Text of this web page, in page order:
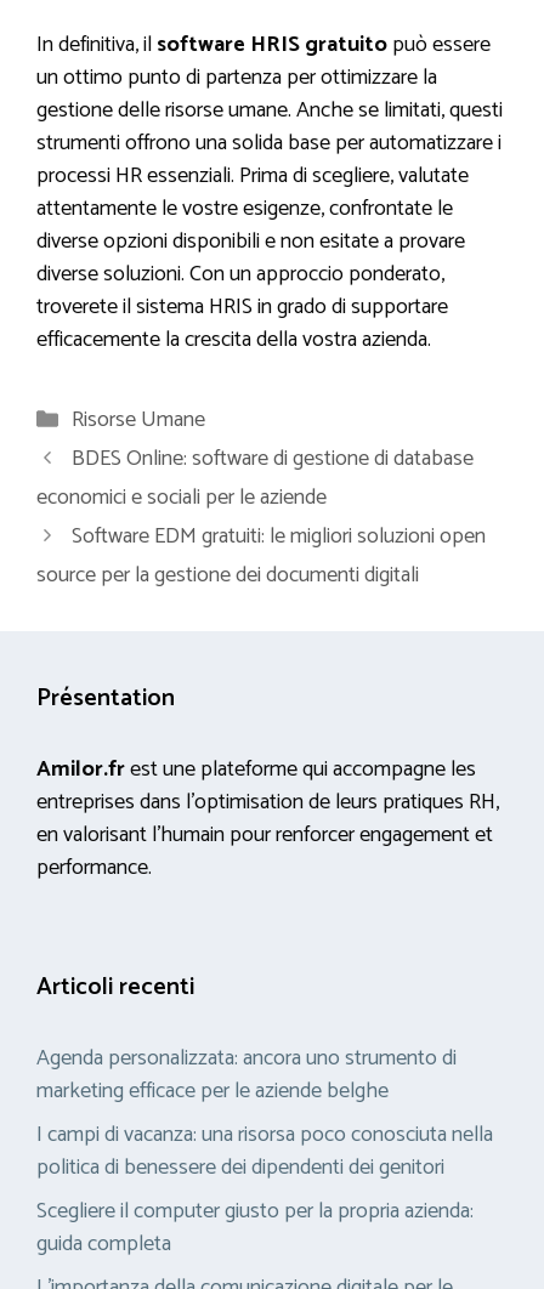
In definitiva, ilsoftware HRIS gratuitopuò essere
un ottimo punto di partenza per ottimizzare la
gestione delle risorse umane. Anche se limitati, questi
strumenti offrono una solida base per automatizzare i
processi HR essenziali. Prima di scegliere, valutate
attentamente le vostre esigenze, confrontate le
diverse opzioni disponibili e non esitate a provare
diverse soluzioni. Con un approccio ponderato,
troverete il sistema HRIS in grado di supportare
efficacemente la crescita della vostra azienda.
Categorie
Risorse Umane
BDES Online: software di gestione di database
economici e sociali per le aziende
Software EDM gratuiti: le migliori soluzioni open
source per la gestione dei documenti digitali
Présentation
Amilor.frest une plateforme qui accompagne les
entreprises dans l’optimisation de leurs pratiques RH,
en valorisant l’humain pour renforcer engagement et
performance.
Articoli recenti
Agenda personalizzata: ancora uno strumento di
marketing efficace per le aziende belghe
I campi di vacanza: una risorsa poco conosciuta nella
politica di benessere dei dipendenti dei genitori
Scegliere il computer giusto per la propria azienda:
guida completa